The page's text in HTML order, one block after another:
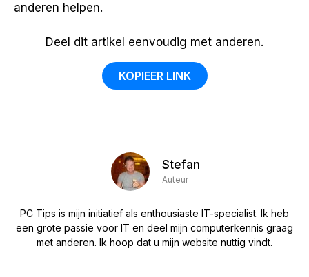
anderen helpen.
Deel dit artikel eenvoudig met anderen.
KOPIEER LINK
Stefan
Auteur
PC Tips is mijn initiatief als enthousiaste IT-specialist. Ik heb
een grote passie voor IT en deel mijn computerkennis graag
met anderen. Ik hoop dat u mijn website nuttig vindt.